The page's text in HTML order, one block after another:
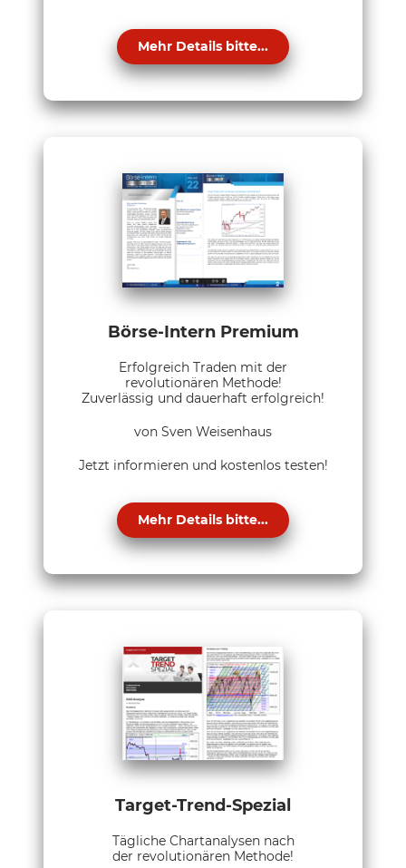
Mehr Details bitte...
Börse-Intern Premium
Erfolgreich Traden mit der
revolutionären Methode!
Zuverlässig und dauerhaft erfolgreich!
von Sven Weisenhaus
Jetzt informieren und kostenlos testen!
Mehr Details bitte...
Target-Trend-Spezial
Tägliche Chartanalysen nach
der revolutionären Methode!